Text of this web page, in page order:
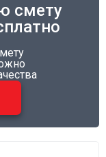
смету